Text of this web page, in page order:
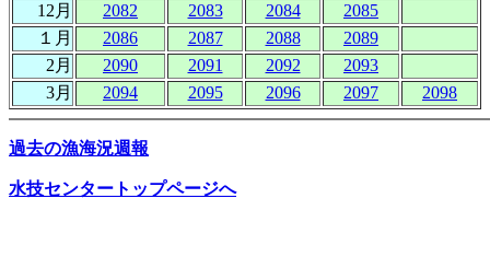
12月
2082 2083 2084
2085
１月
2086 2087 2088
2089
2月
2090 2091 2092
2093
3月
2094 2095 2096 2097 2098
過去の漁海況週報
水技センタートップページへ